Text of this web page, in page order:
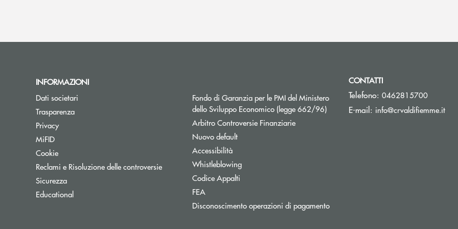
INFORMAZIONI
Dati societari
Trasparenza
Privacy
MiFID
Cookie
Reclami e Risoluzione delle controversie
Sicurezza
Educational
Fondo di Garanzia per le PMI del Ministero
dello Sviluppo Economico (legge 662/96)Apre una nuova finestra
Arbitro Controversie FinanziarieApre una nuova finestra
Nuovo default
Accessibilità
Whistleblowing
Codice Appalti
FEA
Disconoscimento operazioni di pagamento
CONTATTI
Telefono: 0462815700
E-mail: info@crvaldifiemme.it(si